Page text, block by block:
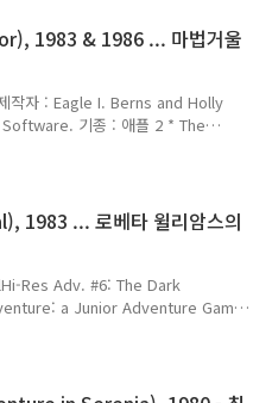
Res Adventure #4 - Ulysses
1983 & 1986 ... 마법거울
작자 : Eagle I. Berns and Holly
기종 : 애플 2 * The
년에 업데이트 버전이 출시되었나
game/115841/the-coveted-
적인 파서 시스템이 포함되어 있었
Comprehend 엔진을 사용하여 재출
1983 ... 로베타 윌리암스의
Res Adv. #6: The Dark
a Junior Adventure Game
Crystal 1982년 영화 The
다. . THE DARK CRYSTAL [1982]
The Dark Crystal -